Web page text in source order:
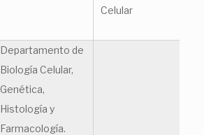
Celular
Departamento de
Biología Celular,
Genética,
Histología y
Farmacología.